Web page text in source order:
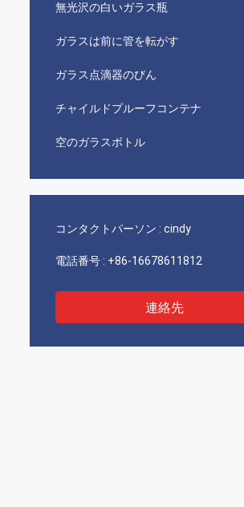
無光沢の白いガラス瓶
ガラスは前に管を転がす
ガラス点滴器のびん
チャイルドプルーフコンテナ
空のガラスボトル
コンタクトパーソン : cindy
電話番号 : +86-16678611812
連絡先